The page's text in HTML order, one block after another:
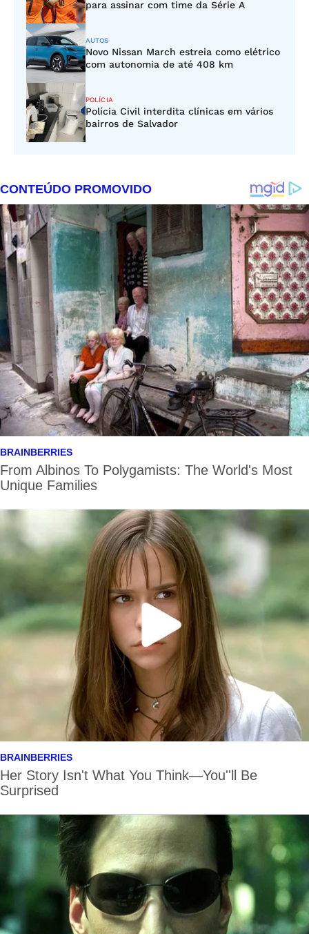
para assinar com time da Série A
AUTOS
Novo Nissan March estreia como elétrico
com autonomia de até 408 km
POLÍCIA
Polícia Civil interdita clínicas em vários
bairros de Salvador